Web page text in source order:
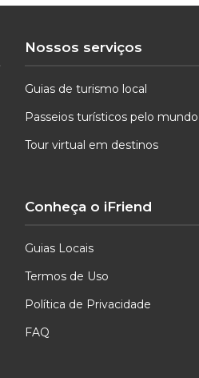
Nossos serviços
Guias de turismo local
Passeios turísticos pelo mundo
Tour virtual em destinos
Conheça o iFriend
Guias Locais
Termos de Uso
Política de Privacidade
FAQ